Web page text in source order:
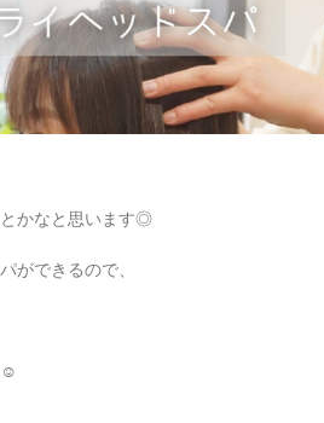
かなと思います◎
ができるので、
☺︎